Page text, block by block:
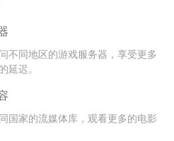
不同地区的游戏服务器，享受更多
延迟。
国家的流媒体库，观看更多的电影